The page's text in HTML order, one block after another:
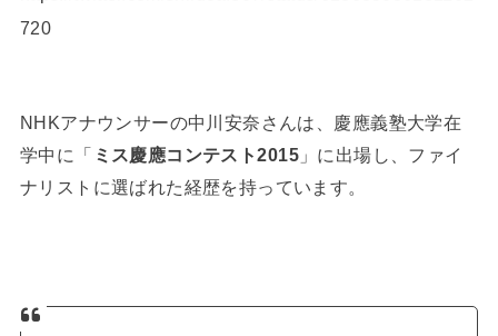
720
NHKアナウンサーの中川安奈さんは、慶應義塾大学在
学中に「 ミス慶應コンテスト2015」に出場し、ファイ
ナリストに選ばれた経歴を持っています。